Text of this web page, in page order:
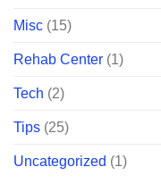
Misc (15)
Rehab Center (1)
Tech (2)
Tips (25)
Uncategorized (1)